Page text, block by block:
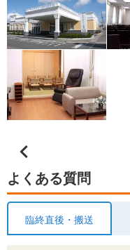
よくある質問
臨終直後・搬送